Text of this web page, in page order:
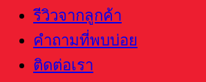
รีวิวจากลูกค้า
คำถามที่พบบ่อย
ติดต่อเรา